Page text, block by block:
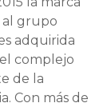
al grupo
adquirida
complejo
de la
Con más de